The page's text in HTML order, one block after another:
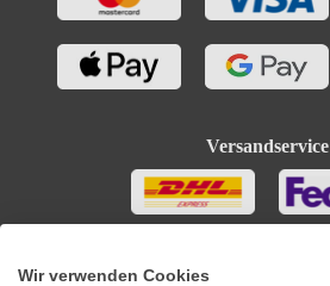
Versandservice
Wir verwenden Cookies